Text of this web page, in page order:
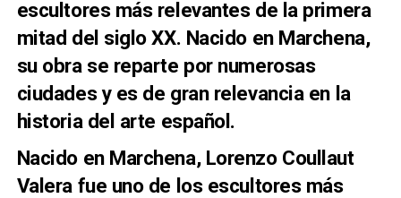
escultores más relevantes de la primera
mitad del siglo XX. Nacido en Marchena,
su obra se reparte por numerosas
ciudades y es de gran relevancia en la
historia del arte español.
Nacido en Marchena, Lorenzo Coullaut
Valera fue uno de los escultores más